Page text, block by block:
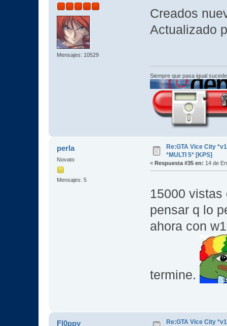
Mensajes: 10529
Creados
Actualizado
Siempre que pasa igual
perla
Novato
Mensajes: 5
Re:GTA Vice City
*MULTI 5* [KPS]
« Respuesta #35 en: 14 de
15000
pensar q lo
ahora con
termine.
Fl0ppy
Re:GTA Vice City